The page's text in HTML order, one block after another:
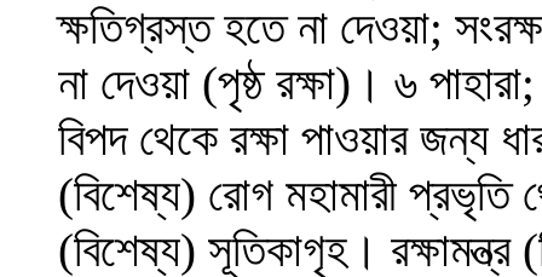
ক্ষতিগ্রস্ত হতে না দেওয়া;
না দেওয়া (পৃষ্ঠ রক্ষা)। ৬
বিপদ থেকে রক্ষা পাওয়ার জন্য
(বিশেষ্য) রোগ মহামারী প্রভৃতি
(বিশেষ্য) সূতিকাগৃহ। রক্ষামন্ত্র